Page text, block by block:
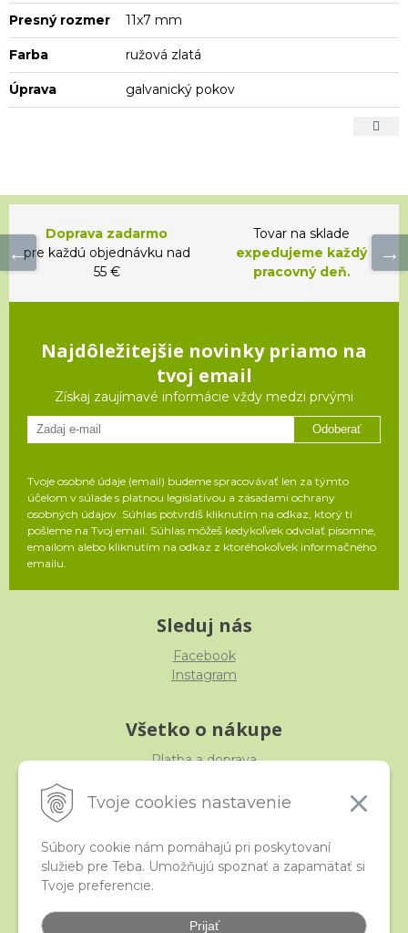
Tvoje cookies nastavenie
Súbory cookie nám pomáhajú pri poskytovaní
služieb pre Teba. Umožňujú spoznať a zapamätať si
Tvoje preferencie.
Prijať
Presný rozmer 11x7 mm
Farba ružová zlatá
Úprava galvanický pokov
Doprava zadarmo
pre každú objednávku nad
55 €
Tovar na sklade
expedujeme každý
pracovný deň.
Najdôležitejšie novinky priamo na
tvoj email
Získaj zaujímavé informácie vždy medzi prvými
Odoberať
Tvoje osobné údaje (email) budeme spracovávať len za týmto
účelom v súlade s platnou legislatívou a zásadami ochrany
osobných údajov. Súhlas potvrdíš kliknutím na odkaz, ktorý ti
pošleme na Tvoj email. Súhlas môžeš kedykoľvek odvolať písomne,
emailom alebo kliknutím na odkaz z ktoréhokoľvek informačného
emailu.
Sleduj nás
Facebook
Instagram
Všetko o nákupe
Platba a doprava
Obchodné podmienky
iStraka
Veľkoobchod